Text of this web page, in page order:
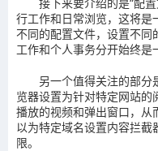
行工作和日常浏览，这将是
不同的配置文件，设置不
工作和个人事务分开始终是
另一个值得关注的部分
览器设置为针对特定网站
播放的视频和弹出窗口，从
以为特定域名设置内容拦
限。